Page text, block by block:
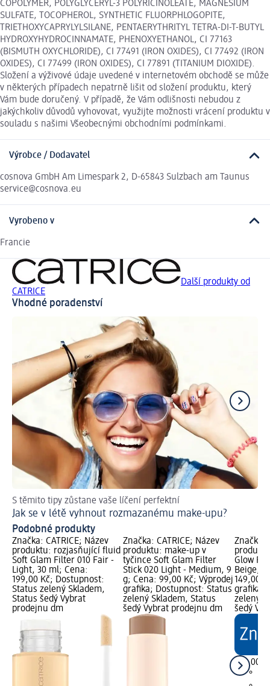
COPOLYMER, POLYGLYCERYL-3 POLYRICINOLEATE, MAGNESIUM
SULFATE, TOCOPHEROL, SYNTHETIC FLUORPHLOGOPITE,
TRIETHOXYCAPRYLYLSILANE, PENTAERYTHRITYL TETRA-DI-T-BUTYL
HYDROXYHYDROCINNAMATE, PHENOXYETHANOL, CI 77163
(BISMUTH OXYCHLORIDE), CI 77491 (IRON OXIDES), CI 77492 (IRON
OXIDES), CI 77499 (IRON OXIDES), CI 77891 (TITANIUM DIOXIDE).
Složení a výživové údaje uvedené v internetovém obchodě se může
v některých případech nepatrně lišit od složení produktu, který
Vám bude doručený. V případě, že Vám odlišnosti nebudou z
jakýchkoliv důvodů vyhovovat, využijte možnosti vrácení produktu v
souladu s našimi Všeobecnými obchodními podmínkami.
Výrobce / Dodavatel
cosnova GmbH Am Limespark 2, D-65843 Sulzbach am Taunus
service@cosnova.eu
Vyrobeno v
Francie
Další produkty od
CATRICE
Vhodné poradenství
S těmito tipy zůstane vaše líčení perfektní
Jak se v létě vyhnout rozmazanému make-upu?
Podobné produkty
Značka: CATRICE; Název
produktu: rozjasňující fluid
Soft Glam Filter 010 Fair -
Light, 30 ml; Cena:
199,00 Kč; Dostupnost:
Status zelený Skladem,
Status šedý Vybrat
prodejnu dm
Značka: CATRICE; Název
produktu: make-up v
tyčince Soft Glam Filter
Stick 020 Light - Medium, 9
g; Cena: 99,00 Kč; Výprodej
grafika; Dostupnost: Status
zelený Skladem, Status
šedý Vybrat prodejnu dm
Značka:
Glow
Beige,
149,00
grafika;
zelený
šedý
149,00